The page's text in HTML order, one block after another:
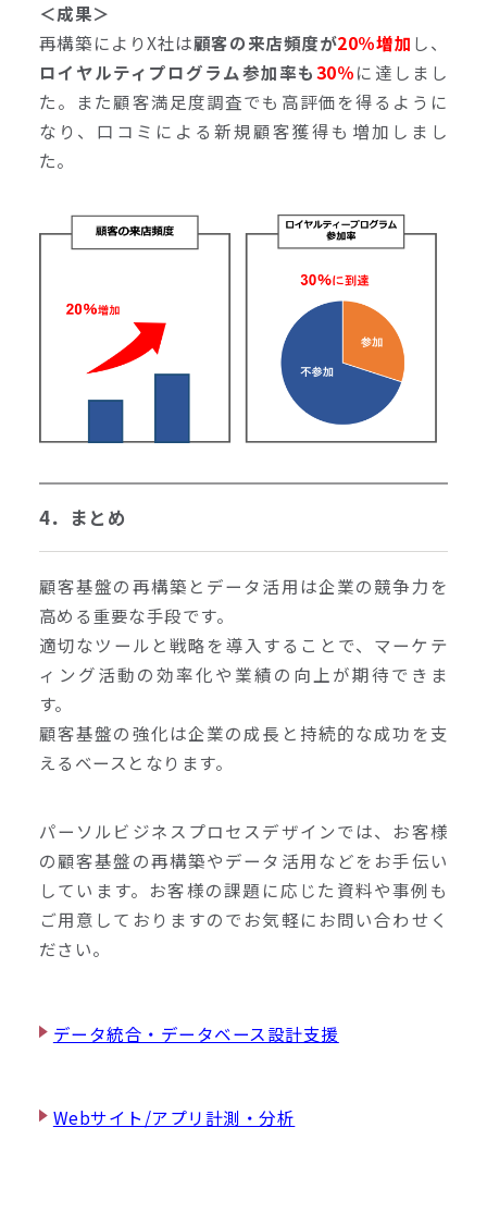
＜成果＞
再構築によりX社は顧客の来店頻度が20％増加 し、
ロイヤルティプログラム参加率も30％に達しまし
た。また顧客満足度調査でも高評価を得るように
なり、口コミによる新規顧客獲得も増加しまし
た。
4．まとめ
顧客基盤の再構築とデータ活用は企業の競争力を
高める重要な手段です。
適切なツールと戦略を導入することで、マーケテ
ィング活動の効率化や業績の向上が期待できま
す。
顧客基盤の強化は企業の成長と持続的な成功を支
えるベースとなります。
パーソルビジネスプロセスデザインでは、お客様
の顧客基盤の再構築やデータ活用などをお手伝い
しています。お客様の課題に応じた資料や事例も
ご用意しておりますのでお気軽にお問い合わせく
ださい。
データ統合・データベース設計支援
Webサイト/アプリ計測・分析